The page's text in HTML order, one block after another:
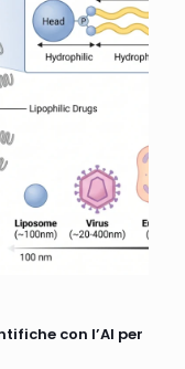
con l’AI per